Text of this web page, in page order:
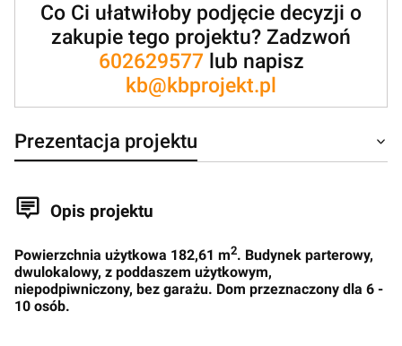
Co Ci ułatwiłoby podjęcie decyzji o
zakupie tego projektu? Zadzwoń
602629577lub napisz
kb@kbprojekt.pl
Prezentacja projektu
Opis projektu
Powierzchnia użytkowa 182,61 m2. Budynek parterowy,
dwulokalowy, z poddaszem użytkowym,
niepodpiwniczony, bez garażu. Dom przeznaczony dla 6 -
10 osób.